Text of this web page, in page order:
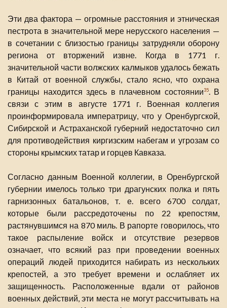
Эти два фактора — огромные расстояния и этническая
пестрота в значительной мере нерусского населения —
в сочетании с близостью границы затрудняли оборону
региона от вторжений извне. Когда в 1771 г.
значительной части волжских калмыков удалось бежать
в Китай от военной службы, стало ясно, что охрана
границы находится здесь в плачевном состоянии35. В
связи с этим в августе 1771 г. Военная коллегия
проинформировала императрицу, что у Оренбургской,
Сибирской и Астраханской губерний недостаточно сил
для противодействия киргизским набегам и угрозам со
стороны крымских татар и горцев Кавказа.
Согласно данным Военной коллегии, в Оренбургской
губернии имелось только три драгунских полка и пять
гарнизонных батальонов, т. е. всего 6700 солдат,
которые были рассредоточены по 22 крепостям,
растянувшимся на 870 миль. В рапорте говорилось, что
такое распыление войск и отсутствие резервов
означает, что всякий раз при проведении военных
операций людей приходится набирать из нескольких
крепостей, а это требует времени и ослабляет их
защищенность. Расположенные вдали от районов
военных действий, эти места не могут рассчитывать на